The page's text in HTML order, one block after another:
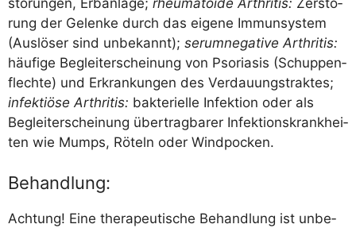
rung der Gelen­ke durch das eige­ne Immun­sys­tem
(Aus­lö­ser sind unbe­kannt); serum­ne­ga­ti­ve Arthri­tis:
häu­fi­ge Begleit­erschei­nung von Pso­ria­sis (Schup­pen­
flech­te) und Erkran­kun­gen des Ver­dau­ungs­trak­tes;
infek­tiö­se Arthri­tis: bak­te­ri­el­le Infek­ti­on oder als
Begleit­erschei­nung über­trag­ba­rer Infek­ti­ons­krank­hei­
ten wie Mumps, Röteln oder Windpocken.
Behandlung:
Ach­tung! Eine the­ra­peu­ti­sche Behand­lung ist unbe­